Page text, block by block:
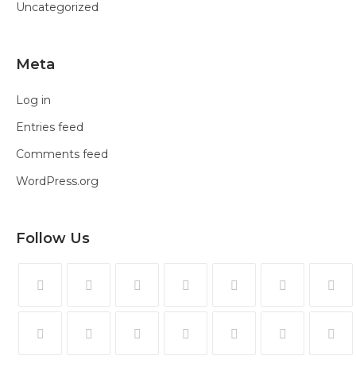
Uncategorized
Meta
Log in
Entries feed
Comments feed
WordPress.org
Follow Us